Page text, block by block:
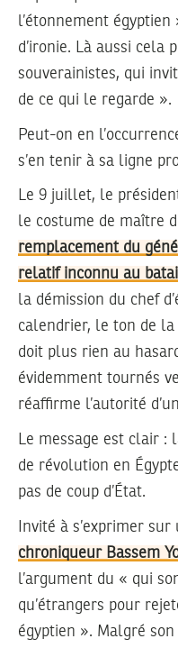
l’étonnement
d’ironie. Là aussi cela
souverainistes, qui
de ce qui le regarde ».
Peut-on en
s’en tenir à sa ligne
Le 9 juillet, le
le costume de maître
remplacement du
relatif inconnu au
la démission du chef
calendrier, le ton de la
doit plus rien au
évidemment tournés
réaffirme l’autorité
Le message est clair :
de révolution en
pas de coup d’État.
Invité à s’exprimer sur
chroniqueur Bassem
l’argument du « qui
qu’étrangers pour
égyptien ». Malgré